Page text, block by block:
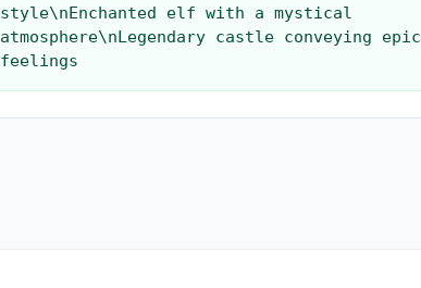
style\nEnchanted elf with a mystical
atmosphere\nLegendary castle conveying epic
feelings